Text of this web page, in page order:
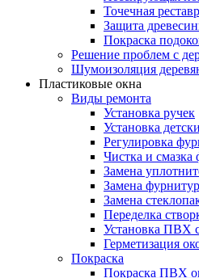
Точечная
Защита
Покраска
Решение проблем с
Шумоизоляция
Пластиковые окна
Виды ремонта
Установка ручек
Установка
Регулировка
Чистка и
Замена
Замена
Замена
Переделка
Установка ПВХ
Герметизация
Покраска
Покраска ПВХ